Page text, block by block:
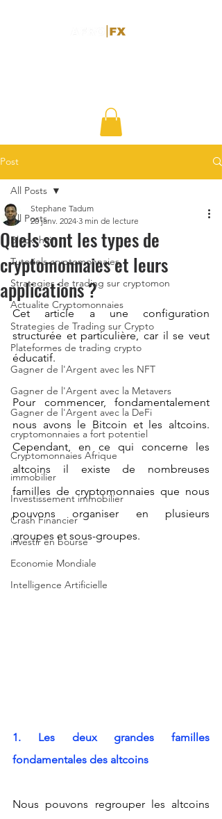
Post
All Posts
Blockchain
Tutoriels cryptomonnaies
Strategies de trading sur cryptomon
Actualite Cryptomonnaies
Strategies de Trading sur Crypto
Plateformes de trading crypto
Gagner de l'Argent avec les NFT
Gagner de l'Argent avec la Metavers
Gagner de l'Argent avec la DeFi
cryptomonnaies a fort potentiel
Cryptomonnaies Afrique
immobilier
Investissement immobilier
Crash Financier
investir en bourse
Economie Mondiale
Intelligence Artificielle
All Posts
Quels sont les types de
cryptomonnaies et leurs
applications ?
Stephane Tadum
20 janv. 2024 3 min de lecture
Cet article a une configuration
structurée et particulière, car il se veut
éducatif.
Pour commencer, fondamentalement
nous avons le Bitcoin et les altcoins.
Cependant, en ce qui concerne les
altcoins il existe de nombreuses
familles de cryptomonnaies que nous
pouvons organiser en plusieurs
groupes et sous-groupes.
1. Les deux grandes familles
fondamentales des altcoins
Nous pouvons regrouper les altcoins